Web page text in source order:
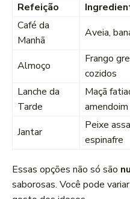
Refeição
Café da
Manhã
Aveia,
Almoço
Frango
cozidos
Lanche da
Tarde
Maçã
amendoim
Jantar
Peixe
espinafre
Essas opções não só são
saborosas. Você pode